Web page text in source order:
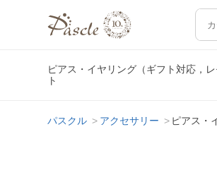
ピアス・イヤリング（ギフト対応，
ト
パスクル アクセサリー ピアス・